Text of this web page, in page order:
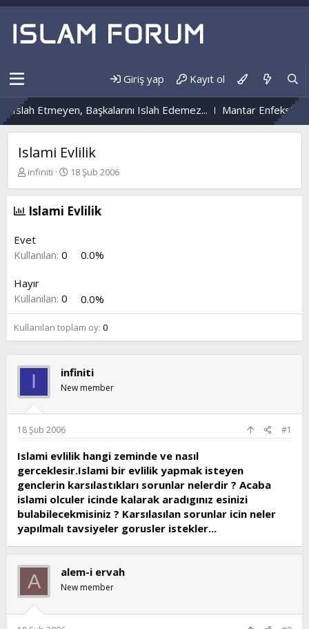
Giriş yap Kayıt ol
Etmeyen, Başkalarını Islah Edemez... Mantar Enfeksiyonu
Islami Evlilik
K
b
u
b
ş
l
a
infiniti
B
l
h
18 Şub 2006
Islami Evlilik
Evet
Kullanılan: 0 0.0%
Hayır
Kullanılan: 0 0.0%
Kullanılan toplam oy 0
I infiniti
New member
18 Şub 2006 #1
Islami evlilik hangi zeminde ve nasıl
gerceklesir.Islami bir evlilik yapmak isteyen
genclerin karsılastıkları sorunlar nelerdir ? Acaba
islami olculer icinde kalarak aradıgınız esinizi
bulabilecekmisiniz ? Karsılasılan sorunlar icin neler
yapılmalı tavsiyeler gorusler istekler...
A alem-i ervah
New member